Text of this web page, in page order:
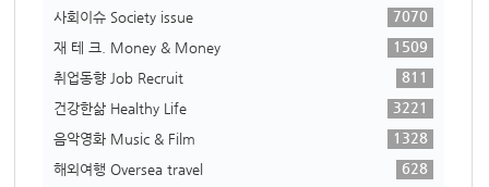
사회이슈 Society issue
7070
재 테 크. Money & Money
1509
취업동향 Job Recruit
811
건강한삶 Healthy Life
3221
음악영화 Music & Film
1328
해외여행 Oversea travel
628